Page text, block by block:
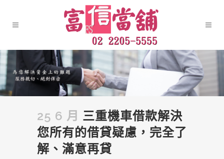
25 6 月 三重機車借款解決
您所有的借貸疑慮，完全了
解、滿意再貸